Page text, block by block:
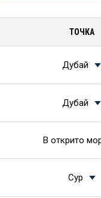
ТОЧКА
Дубай
Дубай
В открито
Сур